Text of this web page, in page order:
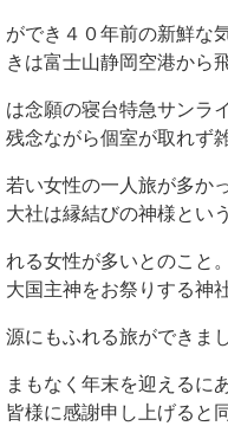
ができ４０年前の新鮮な
きは富士山静岡空港から
は念願の寝台特急サンラ
残念ながら個室が取れず
若い女性の一人旅が多か
大社は縁結びの神様とい
れる女性が多いとのこと
大国主神をお祭りする神
源にもふれる旅ができまし
まもなく年末を迎えるに
皆様に感謝申し上げると